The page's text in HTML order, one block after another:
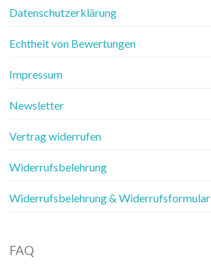
Datenschutzerklärung
Echtheit von Bewertungen
Impressum
Newsletter
Vertrag widerrufen
Widerrufsbelehrung
Widerrufsbelehrung & Widerrufsformular
FAQ